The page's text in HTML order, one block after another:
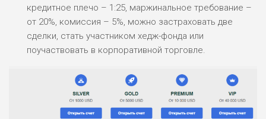
кредитное плечо – 1:25, маржинальное требование –
от 20%, комиссия – 5%, можно застраховать две
сделки, стать участником хедж-фонда или
поучаствовать в корпоративной торговле.